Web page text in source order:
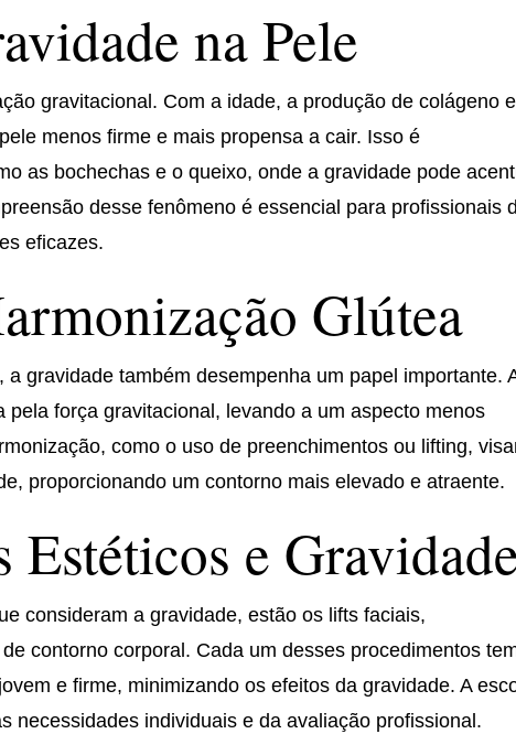
na Pele
gravitacional. Com a idade, a produção de colágeno e
menos firme e mais propensa a cair. Isso é
as bochechas e o queixo, onde a gravidade pode
desse fenômeno é essencial para profissionais
eficazes.
Glútea
gravidade também desempenha um papel importante.
pela força gravitacional, levando a um aspecto menos
como o uso de preenchimentos ou lifting,
proporcionando um contorno mais elevado e atraente.
Estéticos e
consideram a gravidade, estão os lifts faciais,
contorno corporal. Cada um desses procedimentos
e firme, minimizando os efeitos da gravidade. A
necessidades individuais e da avaliação profissional.